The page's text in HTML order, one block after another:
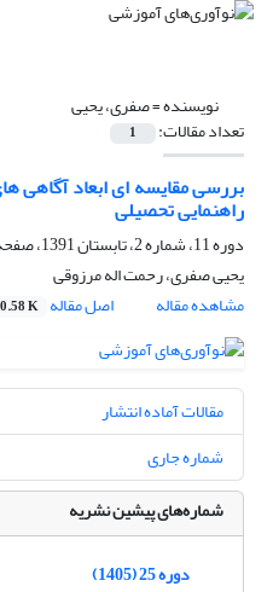
نویسنده =صفری، یحیی
تعداد مقالات: 1
بررسی مقایسه ای ابعاد آگاهی
راهنمایی تحصیلی
دوره 11، شماره 2، تابستان 1391، صفحه
یحیی صفری، رحمت اله مرزوقی
مشاهده مقاله
اصل مقاله K
مقالات آماده انتشار
شماره جاری
شماره‌های پیشین نشریه
دوره 25 (1405)